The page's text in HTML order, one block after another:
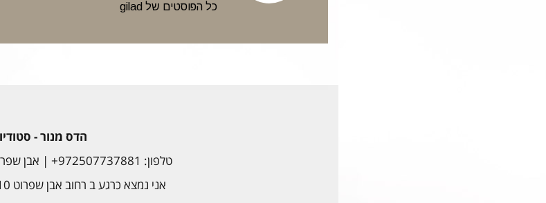
כל הפוסטים של gilad
הדס מנור -
טלפון: 972507737881+ | אבן שפרוט,10 ירושלים |
אני נמצא כרגע ב רחוב אבן שפרוט 10, ירושלים |